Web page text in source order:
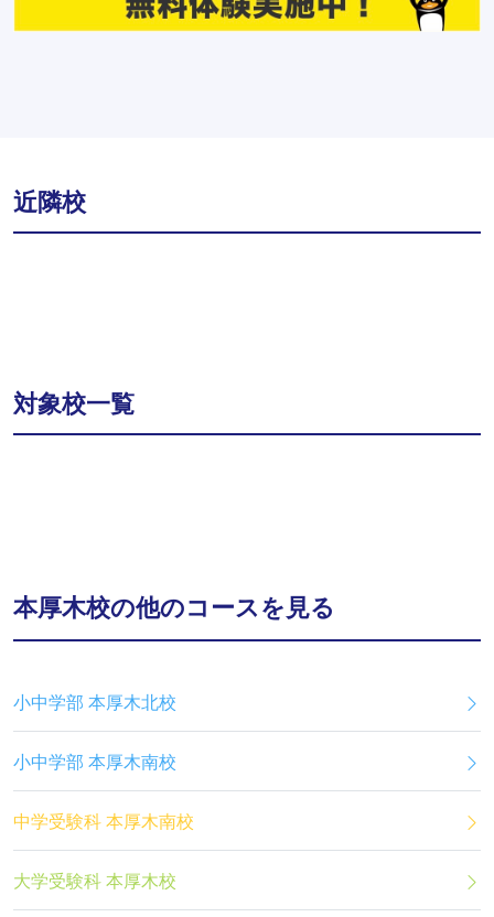
近隣校
対象校一覧
本厚木校の他のコースを見る
小中学部 本厚木北校
小中学部 本厚木南校
中学受験科 本厚木南校
大学受験科 本厚木校